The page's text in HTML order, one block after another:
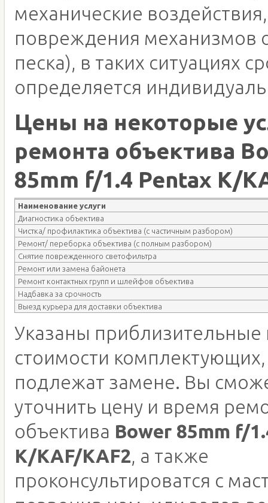
механические воздействия,
повреждения механизмов
песка), в таких ситуациях
определяется
Цены на некоторые
ремонта объектива
85mm f/1.4 Pentax K/
Наименование услуги
Диагностика объектива
Чистка/ профилактика объектива (с частичным разбором)
Ремонт/ переборка объектива (с полным разбором)
Снятие поврежденного светофильтра
Ремонт или замена байонета
Ремонт контактных групп и шлейфов объектива
Надбавка за срочность
Выезд курьера для доставки объектива
Указаны приблизительные
стоимости
подлежат замене. Вы
уточнить цену и время
объектива Bower 85mm f/
K/KAF/KAF2, а также
проконсультироватся с